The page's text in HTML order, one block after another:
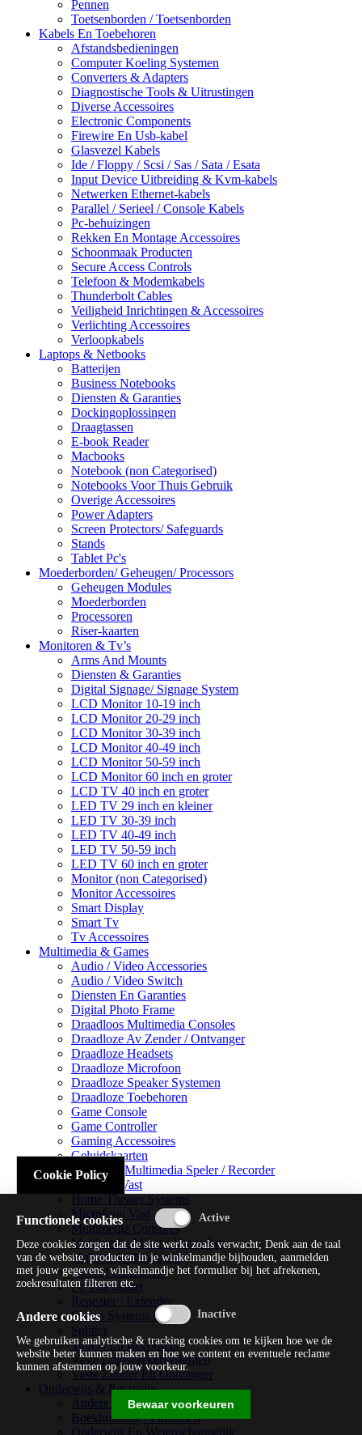
Pennen
Toetsenborden / Toetsenborden
Kabels En Toebehoren
Afstandsbedieningen
Computer Koeling Systemen
Converters & Adapters
Diagnostische Tools & Uitrustingen
Diverse Accessoires
Electronic Components
Firewire En Usb-kabel
Glasvezel Kabels
Ide / Floppy / Scsi / Sas / Sata / Esata
Input Device Uitbreiding & Kvm-kabels
Netwerken Ethernet-kabels
Parallel / Serieel / Console Kabels
Pc-behuizingen
Rekken En Montage Accessoires
Schoonmaak Producten
Secure Access Controls
Telefoon & Modemkabels
Thunderbolt Cables
Veiligheid Inrichtingen & Accessoires
Verlichting Accessoires
Verloopkabels
Laptops & Netbooks
Batterijen
Business Notebooks
Diensten & Garanties
Dockingoplossingen
Draagtassen
E-book Reader
Macbooks
Notebook (non Categorised)
Notebooks Voor Thuis Gebruik
Overige Accessoires
Power Adapters
Screen Protectors/ Safeguards
Stands
Tablet Pc's
Moederborden/ Geheugen/ Processors
Geheugen Modules
Moederborden
Processoren
Riser-kaarten
Monitoren & Tv’s
Arms And Mounts
Diensten & Garanties
Digital Signage/ Signage System
LCD Monitor 10-19 inch
LCD Monitor 20-29 inch
LCD Monitor 30-39 inch
LCD Monitor 40-49 inch
LCD Monitor 50-59 inch
LCD Monitor 60 inch en groter
LCD TV 40 inch en groter
LED TV 29 inch en kleiner
LED TV 30-39 inch
LED TV 40-49 inch
LED TV 50-59 inch
LED TV 60 inch en groter
Monitor (non Categorised)
Monitor Accessoires
Smart Display
Smart Tv
Tv Accessoires
Multimedia & Games
Audio / Video Accessories
Audio / Video Switch
Diensten En Garanties
Digital Photo Frame
Draadloos Multimedia Consoles
Draadloze Av Zender / Ontvanger
Draadloze Headsets
Draadloze Microfoon
Draadloze Speaker Systemen
Draadloze Toebehoren
Game Console
Game Controller
Gaming Accessoires
Geluidskaarten
Handheld Multimedia Speler / Recorder
Headsets Vast
Home Theater Systems
Microfoon Vast
Multimedia Consoles
Multimedia Mixer / Versterker
Multimedia Productie
Optical Disk Drive
Pc Videokaart
Repeater / Extender
Sound Systems Hi-fi
Splitter
Tuners En Recorders
Vaste Luidsprekersystemen
Vaste Zender En Ontvanger
Onderwijs & Recreatie
Andere Beveiligingssoftware
Boekhouding / Financiën
Cookie Policy
Functionele cookies
Deze cookies zorgen dat de site werkt zoals verwacht; Denk aan de taal
van de website, producten in je winkelmandje bijhouden, aanmelden
met jouw gegevens, winkelmandje het formulier bij het afrekenen,
zoekresultaten filteren etc.
Andere cookies
We gebruiken analytische & tracking cookies om te kijken hoe we de
website beter kunnen maken en hoe we content en eventuele reclame
kunnen afstemmen op jouw voorkeur.
Bewaar voorkeuren